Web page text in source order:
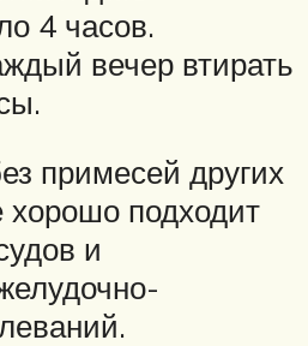
4 часов.
вечер втирать
примесей других
хорошо подходит
и